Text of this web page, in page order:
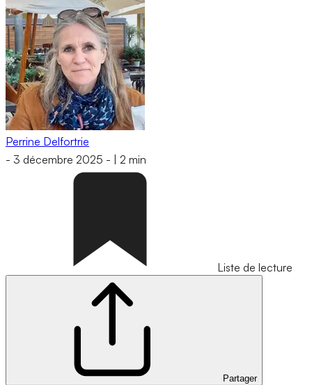
Perrine Delfortrie
- 3 décembre 2025 - 2 min
Liste de lecture
Partager